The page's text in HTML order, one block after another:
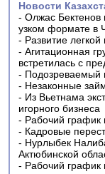
Новости
- Олжас Бектенов
узком формате в
- Развитие
- Агитационная
встретилась с
- Подозреваемый
- Незаконные
- Из Вьетнама
игорного бизнеса
- Рабочий график
- Кадровые
- Нурлыбек
Актюбинской
- Рабочий график